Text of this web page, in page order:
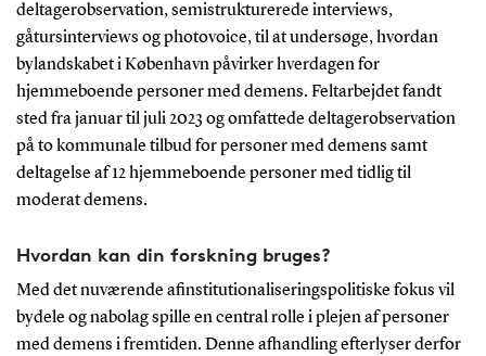
deltagerobservation, semistrukturerede interviews,
gåtursinterviews og photovoice, til at undersøge, hvordan
bylandskabet i København påvirker hverdagen for
hjemmeboende personer med demens. Feltarbejdet fandt
sted fra januar til juli 2023 og omfattede deltagerobservation
på to kommunale tilbud for personer med demens samt
deltagelse af 12 hjemmeboende personer med tidlig til
moderat demens.
Hvordan kan din forskning bruges?
Med det nuværende afinstitutionaliseringspolitiske fokus vil
bydele og nabolag spille en central rolle i plejen af personer
med demens i fremtiden. Denne afhandling efterlyser derfor